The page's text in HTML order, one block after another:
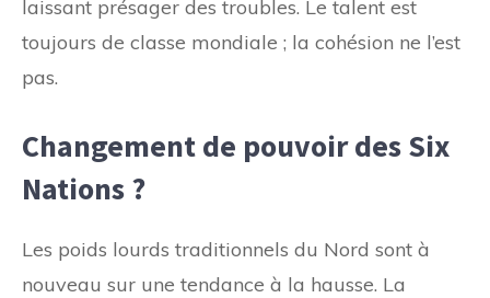
laissant présager des troubles. Le talent est
toujours de classe mondiale ; la cohésion ne l’est
pas.
Changement de pouvoir des Six
Nations ?
Les poids lourds traditionnels du Nord sont à
nouveau sur une tendance à la hausse. La